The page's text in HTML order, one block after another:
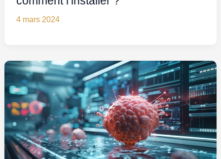
4 mars 2024